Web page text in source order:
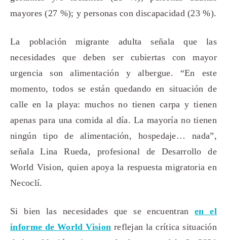
mayores (27 %); y personas con discapacidad (23 %).
La población migrante adulta señala que las
necesidades que deben ser cubiertas con mayor
urgencia son alimentación y albergue. “En este
momento, todos se están quedando en situación de
calle en la playa: muchos no tienen carpa y tienen
apenas para una comida al día. La mayoría no tienen
ningún tipo de alimentación, hospedaje… nada”,
señala Lina Rueda, profesional de Desarrollo de
World Vision, quien apoya la respuesta migratoria en
Necoclí.
Si bien las necesidades que se encuentranen el
informe de World Vision reflejan la crítica situación